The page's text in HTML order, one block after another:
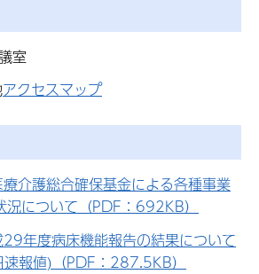
室
アクセスマップ
介護総合確保基金による各種事業
況について（PDF：692KB）
年度病床機能報告の結果について
報値)（PDF：287.5KB）